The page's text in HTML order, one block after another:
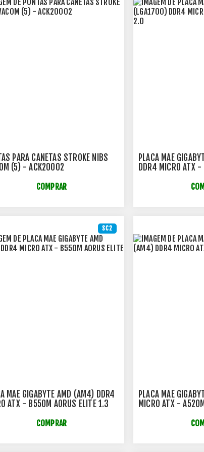
PARA CANETAS STROKE NIBS
(5) - ACK20002
COMPRAR
PLACA MAE
DDR4 MICRO ATX
SC2
MAE GIGABYTE AMD (AM4) DDR4
ATX - B550M AORUS ELITE 1.3
COMPRAR
PLACA MAE
MICRO ATX -